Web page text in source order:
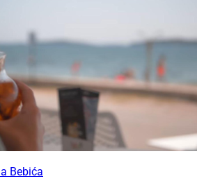
Bebića